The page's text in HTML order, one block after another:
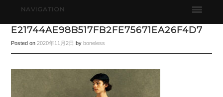
NAVIGATION
E21744AE98B517FB2FE75671EA26F4D7
Posted on2020年11月2日 byboneless